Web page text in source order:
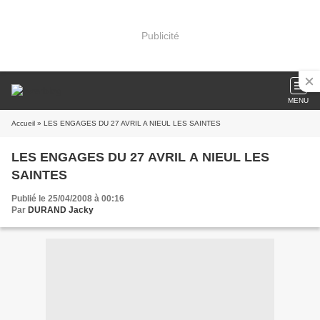
Publicité
MENU
Accueil » LES ENGAGES DU 27 AVRIL A NIEUL LES SAINTES
LES ENGAGES DU 27 AVRIL A NIEUL LES
SAINTES
Publié le 25/04/2008 à 00:16
Par DURAND Jacky